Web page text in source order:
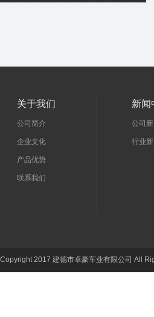
关于我们
公司简介
企业文化
产品优势
联系我们
新闻
公司新
行业新
Copyright 2017 建德市卓豪车业有限公司